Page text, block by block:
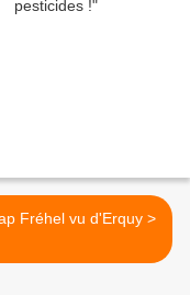
Le cap Fréhel vu d'Erquy >